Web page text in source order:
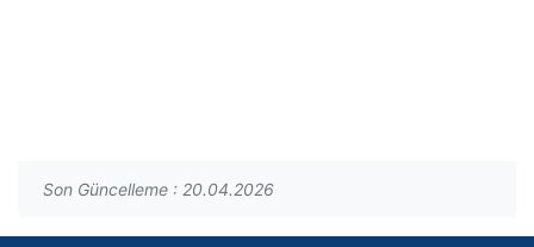
Son Güncelleme : 20.04.2026